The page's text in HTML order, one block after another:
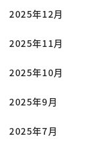
2025年12月
2025年11月
2025年10月
2025年9月
2025年7月